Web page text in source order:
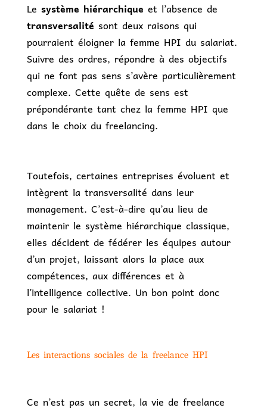
Le système hiérarchique et l’absence de
transversalité sont deux raisons qui
pourraient éloigner la femme HPI du salariat.
Suivre des ordres, répondre à des objectifs
qui ne font pas sens s’avère particulièrement
complexe. Cette quête de sens est
prépondérante tant chez la femme HPI que
dans le choix du freelancing.
Toutefois, certaines entreprises évoluent et
intègrent la transversalité dans leur
management. C’est-à-dire qu’au lieu de
maintenir le système hiérarchique classique,
elles décident de fédérer les équipes autour
d’un projet, laissant alors la place aux
compétences, aux différences et à
l’intelligence collective. Un bon point donc
pour le salariat !
Les interactions sociales de la freelance HPI
Ce n’est pas un secret, la vie de freelance